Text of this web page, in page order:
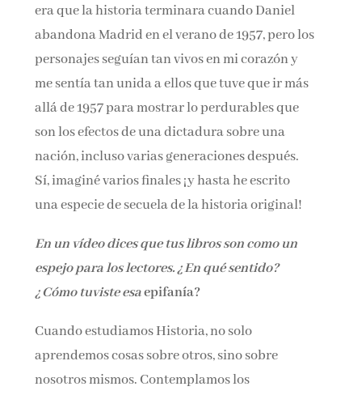
era que la historia terminara cuando Daniel
abandona Madrid en el verano de 1957, pero los
personajes seguían tan vivos en mi corazón y
me sentía tan unida a ellos que tuve que ir más
allá de 1957 para mostrar lo perdurables que
son los efectos de una dictadura sobre una
nación, incluso varias generaciones después.
Sí, imaginé varios finales ¡y hasta he escrito
una especie de secuela de la historia original!
En un vídeo dices que tus libros son como un
espejo para los lectores. ¿En qué sentido?
¿Cómo tuviste esaepifanía?
Cuando estudiamos Historia, no solo
aprendemos cosas sobre otros, sino sobre
nosotros mismos. Contemplamos los